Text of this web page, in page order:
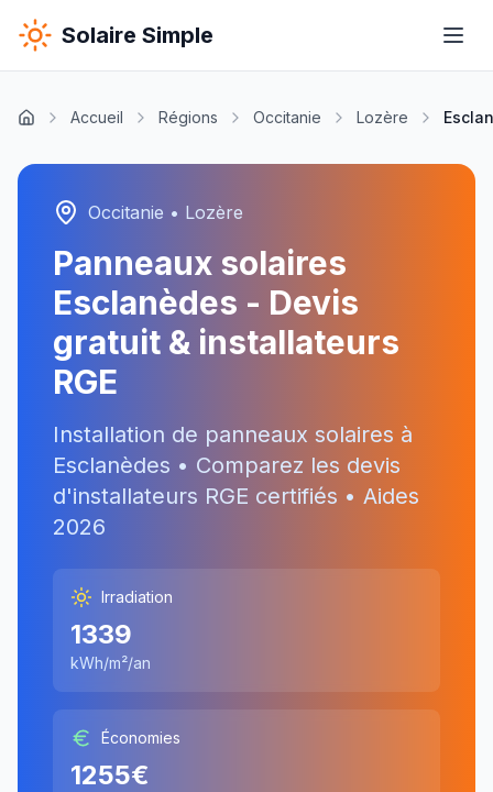
Solaire Simple
Accueil Régions Occitanie Lozère
Occitanie • Lozère
Panneaux solaires
Esclanèdes - Devis
gratuit & installateurs
RGE
Installation de panneaux solaires à
Esclanèdes • Comparez les devis
d'installateurs RGE certifiés • Aides
2026
Irradiation
1339
kWh/m²/an
Économies
1255€